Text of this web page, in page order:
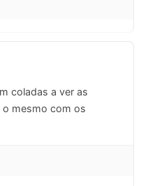
coladas a ver as
o mesmo com os